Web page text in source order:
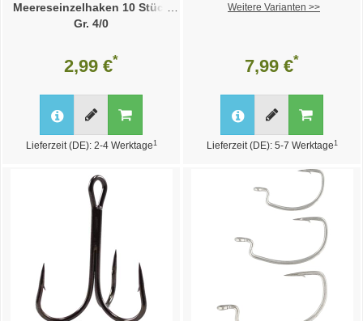
Meereseinzelhaken 10 Stück
Gr. 4/0
2,99 €*
Lieferzeit (DE): 2-4 Werktage 1
Weitere Varianten >>
7,99 €*
Lieferzeit (DE): 5-7 Werktage 1